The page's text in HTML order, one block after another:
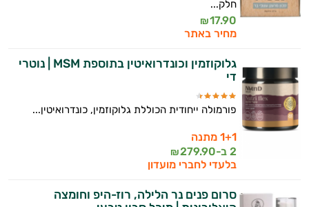
חלק...
17.90
₪
מחיר באתר
גלוקוזמין וכונדרואיטין בתוספת MSM | נוטרי
די
פורמולה ייחודית הכוללת גלוקוזמין, כונדרואיטין...
1+1 מתנה
2 ב-
279.90
₪
בלעדי לחברי מועדון
סרום פנים נר הלילה, רוז-היפ וחומצה